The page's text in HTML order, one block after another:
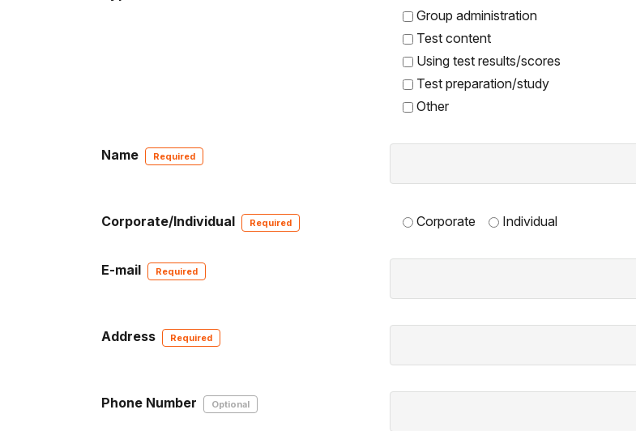
Group administration
Test content
Using test results/scores
Test preparation/study
Other
Name
Corporate/Individual Corporate Individual
E-mail
Address
Phone Number